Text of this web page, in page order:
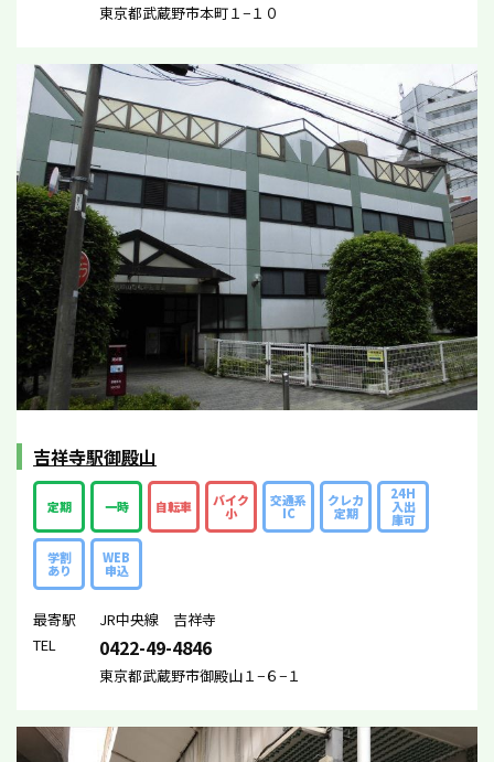
東京都武蔵野市本町１−１０
吉祥寺駅御殿山
定期 一時 自転車 バイク
小
交通系
IC
クレカ
定期
24H
入出
庫可
学割
あり
WEB
申込
最寄駅
JR中央線 吉祥寺
TEL
0422-49-4846
東京都武蔵野市御殿山１−６−１